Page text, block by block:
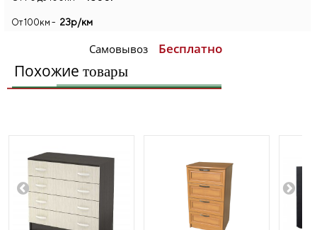
От 100км - 23р/км
Самовывоз Бесплатно
Похожие товары